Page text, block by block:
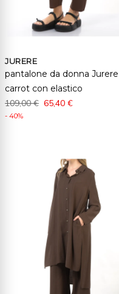
JURERE
pantalone da donna Jurere
carrot con elastico
109,00 € 65,40 €
- 40%